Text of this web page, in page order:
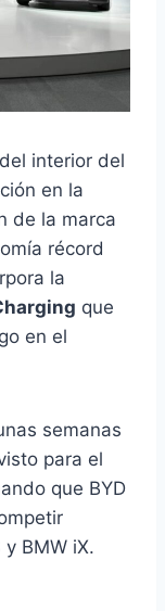
interior del
en la
de la marca
récord
la
que
en el
semanas
para el
que BYD
BMW iX.